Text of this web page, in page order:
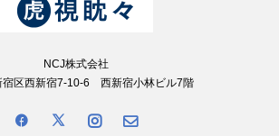
NCJ株式会社
宿区西新宿7-10-6 西新宿小林ビル7階